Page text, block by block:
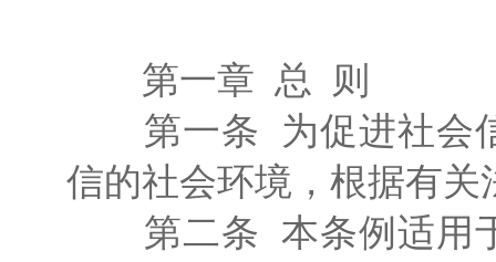
第一章 总 则
第一条 为促进社会信
信的社会环境，根据有
第二条 本条例适用于